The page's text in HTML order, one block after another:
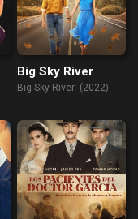
Big Sky River
Big Sky River (2022)